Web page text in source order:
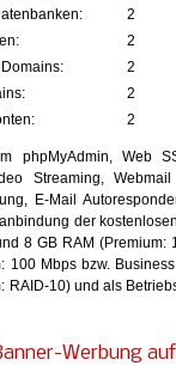
2
2
2
2
2
phpMyAdmin, Web
Streaming,
E-Mail
der
8 GB RAM (Premium:
100 Mbps bzw.
RAID-10) und als
Werbung